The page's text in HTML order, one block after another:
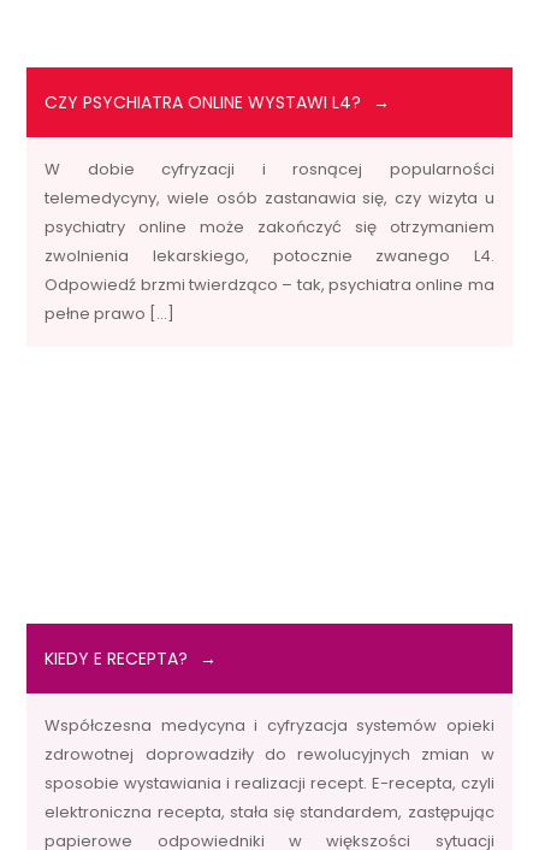
CZY PSYCHIATRA ONLINE WYSTAWI L4?
W dobie cyfryzacji i rosnącej popularności
telemedycyny, wiele osób zastanawia się, czy wizyta u
psychiatry online może zakończyć się otrzymaniem
zwolnienia lekarskiego, potocznie zwanego L4.
Odpowiedź brzmi twierdząco – tak, psychiatra online ma
pełne prawo […]
KIEDY E RECEPTA?
Współczesna medycyna i cyfryzacja systemów opieki
zdrowotnej doprowadziły do rewolucyjnych zmian w
sposobie wystawiania i realizacji recept. E-recepta, czyli
elektroniczna recepta, stała się standardem, zastępując
papierowe odpowiedniki w większości sytuacji